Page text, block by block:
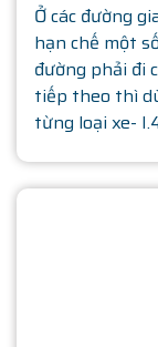
Ở các đường
hạn chế một
đường phải đi
tiếp theo thì
từng loại xe-